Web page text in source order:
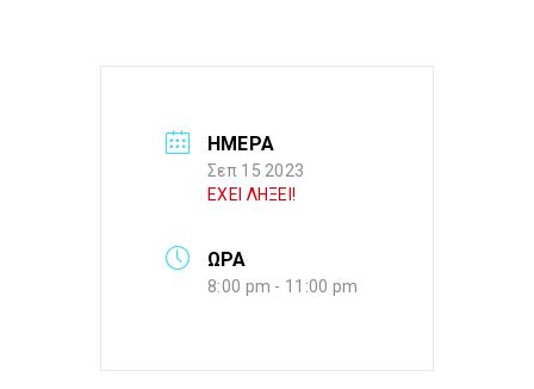
ΗΜΕΡΑ
Σεπ 15 2023
ΕΧΕΙ ΛΗΞΕΙ!
ΩΡΑ
8:00 pm - 11:00 pm